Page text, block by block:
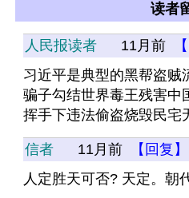
读者
人民报读者 11月前
习近平是典型的黑帮盗贼
骗子勾结世界毒王残害中
挥手下违法偷盗烧毁民宅
信者 11月前
【回复】
人定胜天可否? 天定。朝